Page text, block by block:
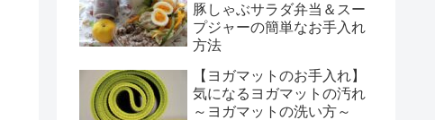
豚しゃぶサラダ弁当＆スー
プジャーの簡単なお手入れ
方法
【ヨガマットのお手入れ】
気になるヨガマットの汚れ
～ヨガマットの洗い方～